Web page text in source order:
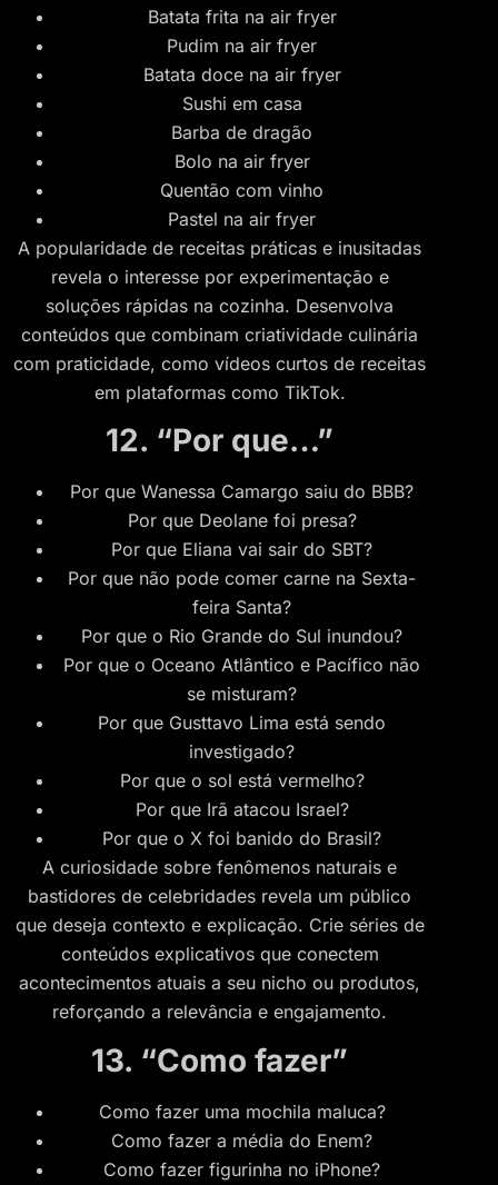
Batata frita na air fryer
Pudim na air fryer
Batata doce na air fryer
Sushi em casa
Barba de dragão
Bolo na air fryer
Quentão com vinho
Pastel na air fryer
A popularidade de receitas práticas e inusitadas
revela o interesse por experimentação e
soluções rápidas na cozinha. Desenvolva
conteúdos que combinam criatividade culinária
com praticidade, como vídeos curtos de receitas
em plataformas como TikTok.
12. “Por que…”
Por que Wanessa Camargo saiu do BBB?
Por que Deolane foi presa?
Por que Eliana vai sair do SBT?
Por que não pode comer carne na Sexta-
feira Santa?
Por que o Rio Grande do Sul inundou?
Por que o Oceano Atlântico e Pacífico não
se misturam?
Por que Gusttavo Lima está sendo
investigado?
Por que o sol está vermelho?
Por que Irã atacou Israel?
Por que o X foi banido do Brasil?
A curiosidade sobre fenômenos naturais e
bastidores de celebridades revela um público
que deseja contexto e explicação. Crie séries de
conteúdos explicativos que conectem
acontecimentos atuais a seu nicho ou produtos,
reforçando a relevância e engajamento.
13. “Como fazer”
Como fazer uma mochila maluca?
Como fazer a média do Enem?
Como fazer figurinha no iPhone?